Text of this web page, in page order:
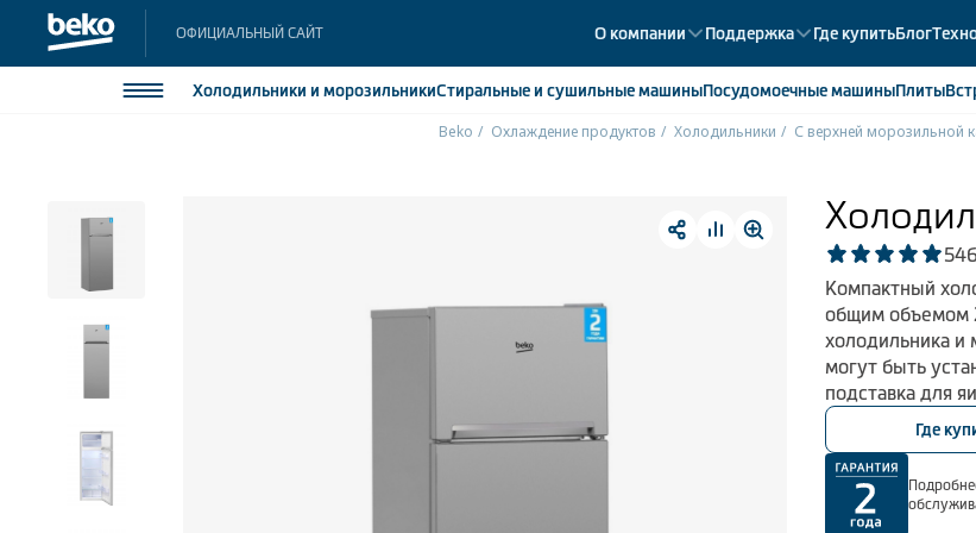
ОФИЦИАЛЬНЫЙ САЙТ О компании Поддержка Где купитьБлог
Холодильники и морозильникиСтиральные и сушильные машиныПосудомоечныемашиныПлиты
Стиральные и сушильные машины
Встраиваемая техника
Климатическая техника
Beko Охлаждение продуктов Холодильники С верхней морозильной
5
Компактный
общим объемом
холодильника и
могут быть
подставка для
Где